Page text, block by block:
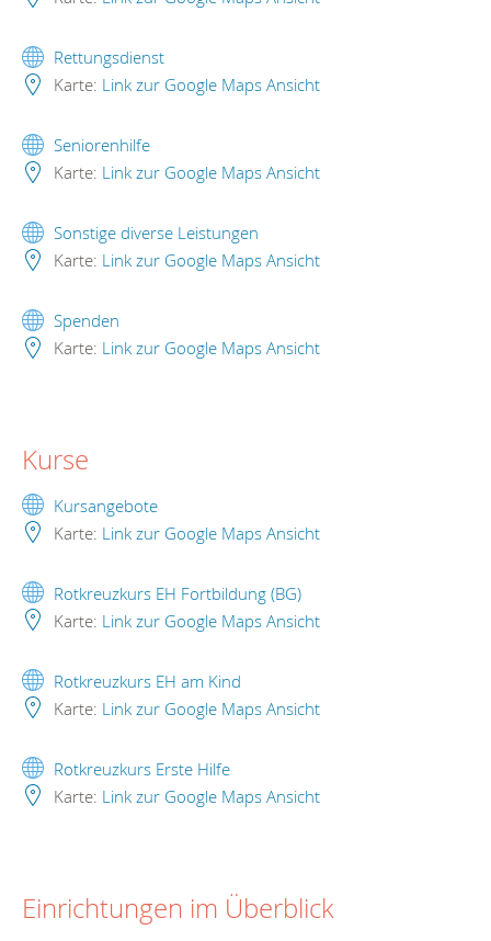
Rettungsdienst
Karte: Link zur Google Maps Ansicht
Seniorenhilfe
Karte: Link zur Google Maps Ansicht
Sonstige diverse Leistungen
Karte: Link zur Google Maps Ansicht
Spenden
Karte: Link zur Google Maps Ansicht
Kurse
Kursangebote
Karte: Link zur Google Maps Ansicht
Rotkreuzkurs EH Fortbildung (BG)
Karte: Link zur Google Maps Ansicht
Rotkreuzkurs EH am Kind
Karte: Link zur Google Maps Ansicht
Rotkreuzkurs Erste Hilfe
Karte: Link zur Google Maps Ansicht
Einrichtungen im Überblick